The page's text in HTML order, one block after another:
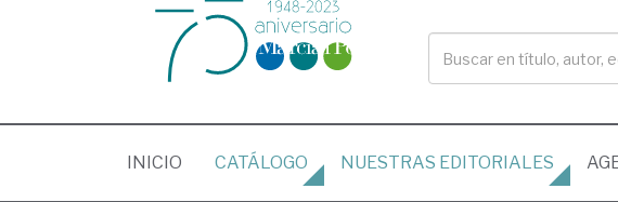
INICIO (CURRENT)
CATÁLOGO NUESTRAS EDITORIALES